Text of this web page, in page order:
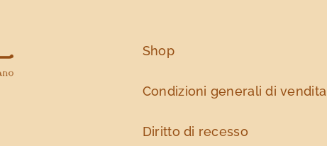
Shop
Condizioni generali di vendita
Diritto di recesso